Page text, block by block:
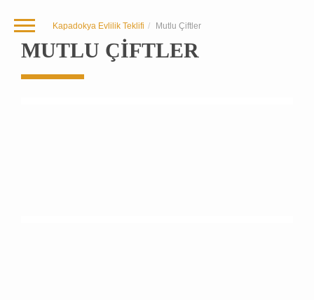
Kapadokya Evlilik Teklifi Mutlu Çiftler
MUTLU ÇIFTLER